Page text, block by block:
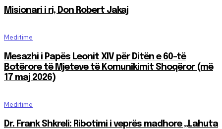
Misionari i ri, Don Robert Jakaj
Meditime
Mesazhi i Papës Leonit XIV për Ditën e 60-të
Botërore të Mjeteve të Komunikimit Shoqëror (më
17 maj 2026)
Meditime
Dr. Frank Shkreli: Ribotimi i veprës madhore „Lahuta